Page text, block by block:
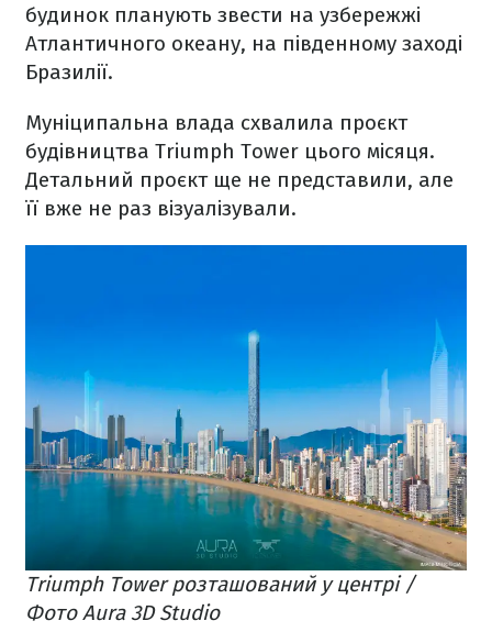
будинок планують звести на узбережжі
Атлантичного океану, на південному заході
Бразилії.
Муніципальна влада схвалила проєкт
будівництва Triumph Tower цього місяця.
Детальний проєкт ще не представили, але
її вже не раз візуалізували.
Triumph Tower розташований у центрі /
Фото Aura 3D Studio